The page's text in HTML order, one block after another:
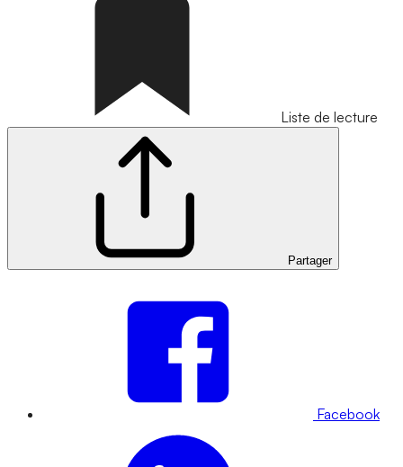
Liste de lecture
Partager
Facebook